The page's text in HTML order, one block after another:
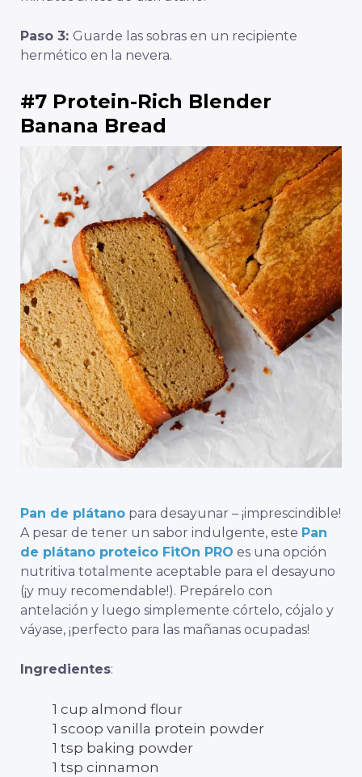
Paso 3: Guarde las sobras en un recipiente
hermético en la nevera.
#7 Protein-Rich Blender
Banana Bread
Pan de plátano para desayunar – ¡imprescindible!
A pesar de tener un sabor indulgente, este Pan
de plátano proteico FitOn PRO es una opción
nutritiva totalmente aceptable para el desayuno
(¡y muy recomendable!). Prepárelo con
antelación y luego simplemente córtelo, cójalo y
váyase, ¡perfecto para las mañanas ocupadas!
Ingredientes:
1 cup almond flour
1 scoop vanilla protein powder
1 tsp baking powder
1 tsp cinnamon